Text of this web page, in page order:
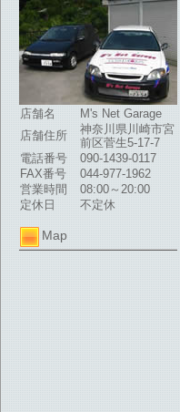
店舗名
M's Net Garage
店舗住所
神奈川県川崎市宮
前区菅生5-17-7
電話番号
090-1439-0117
FAX番号
044-977-1962
営業時間
08:00～20:00
定休日
不定休
Map